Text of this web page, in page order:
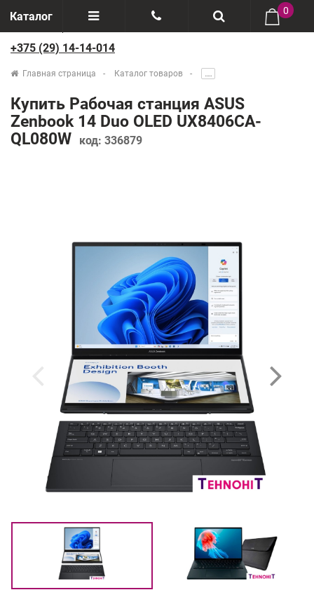
Каталог
Отзывы
Производители
Возврат товаров
+375(29) 888-44-44
0
+375 (29) 14-14-014
Главная страница Каталог товаров .....
Купить Рабочая станция ASUS
Zenbook 14 Duo OLED UX8406CA-
QL080W
код: 336879